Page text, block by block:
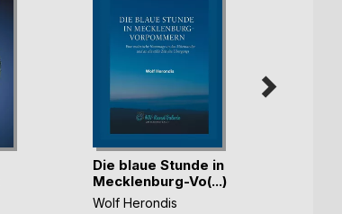
Die blaue Stunde in
Mecklenburg-Vo(...)
Wolf Herondis